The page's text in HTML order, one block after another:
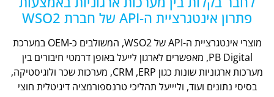
פתרון אינטגרציית ה-API של חברת WSO2
מוצרי אינטגרציית ה-API של WSO2, המשולבים כ-OEM במערכת
PB Digital, מאפשרים לארגון לייעל באופן דרמטי חיבורים בין
מערכות ארגוניות שונות כגון CRM ,ERP, מערכות שכר ולוגיסטיקה,
בסיסי נתונים ועוד, וליייעל תהליכי טרנספורמציה דיגיטלית חוצי